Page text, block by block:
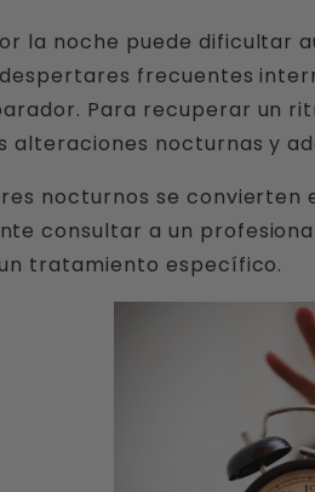
la noche puede dificultar
frecuentes
Para recuperar un
alteraciones nocturnas y
nocturnos se
consultar a un
tratamiento específico.